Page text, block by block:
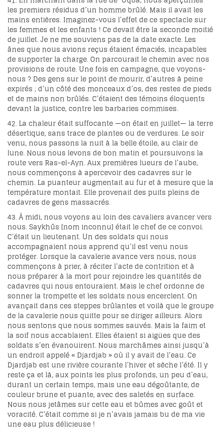
les premiers résidus d’un homme brûlé. Mais il avait les
mains entières. Imaginez-vous l’effet de ce spectacle sur
les femmes et les enfants ! Ce devait être la seconde moitié
de juillet. Je ne me souviens pas de la date exacte. Les
ânes que nous avions reçus étaient émaciés, incapables
de supporter la charge. On parcourait le chemin avec nos
provisions de route. Une fois en campagne, que voyons-
nous ? Des gens sur le point de mourir, d’autres à peine
expirés ; d’un côté des monceaux d’os, des restes de pieds
et de mains non brûlés. C’étaient des témoins éloquents
devant la justice, contre les barbaries commises.
42. La chaleur était suffocante —on était en juillet— la terre
désertique, sans trace de plantes ou de verdures. Le soir
venu, nous passons la nuit à la belle étoile, au clair de
lune. Nous nous levons de bon matin et poursuivons la
route vers Ras-el-Ayn. Aux premières lueurs de l’aube,
nous commençons à apercevoir des cadavres sur le
chemin. La puanteur augmentait au fur et à mesure que la
température montait. Elle provenait des puits pleins de
cadavres de gens massacrés.
43. À midi, nous voyons au loin des cavaliers avancer vers
nous. Saykhûs [nom inconnu] était le chef de ce convoi.
C’était un lieutenant. Un des soldats qui nous
accompagnaient nous apprend qu’il est venu nous
protéger. Lorsque la cavalerie avance vers nous, nous
commençons à prier, à réciter l’acte de contrition et à
nous préparer à la mort pour rejoindre les quantités de
cadavres qui nous entouraient. Mais le chef ordonne de
sonner la trompette et les soldats nous encerclent. On
avançait dans ces steppes brûlantes et voilà que le groupe
de la cavalerie nous quitte pour se diriger ailleurs. Alors
nous sentons que nous sommes sauvés. Mais la faim et
la soif nous accablaient. Elles étaient si aigües que des
soldats s’en évanouirent. Nous marchâmes ainsi jusqu’à
un endroit appelé « Djardjab » où il y avait de l’eau. Ce
Djardjab est une rivière courante l’hiver et sèche l’été. Il y
reste ça et là, aux points les plus profonds, un peu d’eau,
durant un certain temps, mais une eau dégoûtante, de
couleur brune et puante, avec des saletés en surface.
Nous nous jetâmes sur cette eau et bûmes avec goût et
voracité. C’était comme si je n’avais jamais bu de ma vie
une eau plus délicieuse !